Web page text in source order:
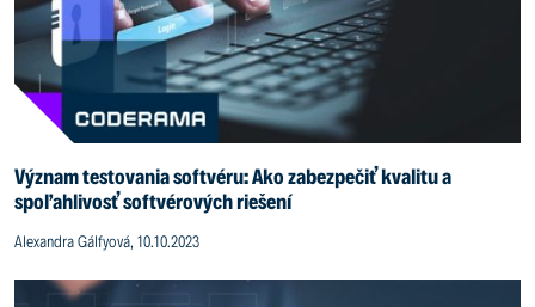
Význam testovania softvéru: Ako zabezpečiť kvalitu a
spoľahlivosť softvérových riešení
Alexandra Gálfyová, 10.10.2023